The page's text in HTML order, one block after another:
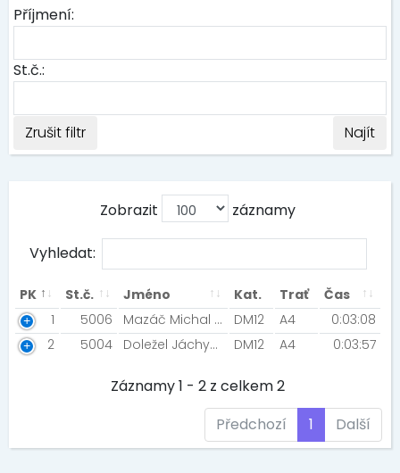
Příjmení:
St.č.:
Zrušit filtr Najít
Zobrazit záznamy
Vyhledat:
PK St.č. Jméno Kat. Trať
Čas
1
5006 Mazáč Michal [Ammazying team] DM12 A4
0:03:08
2
5004 Doležel Jáchym [SK Ostraváček] DM12 A4 0:03:57
Záznamy 1 - 2 z celkem 2
Předchozí
1 Další